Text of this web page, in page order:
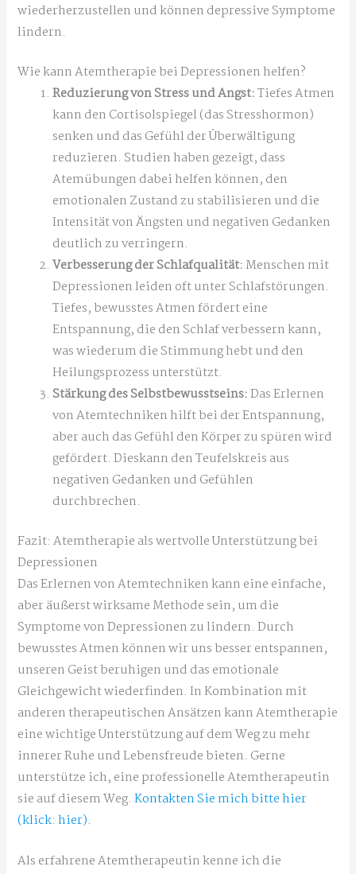
wiederherzustellen und können depressive Symptome
lindern.
Wie kann Atemtherapie bei Depressionen helfen?
Reduzierung von Stress und Angst:Tiefes Atmen
kann den Cortisolspiegel (das Stresshormon)
senken und das Gefühl der Überwältigung
reduzieren. Studien haben gezeigt, dass
Atemübungen dabei helfen können, den
emotionalen Zustand zu stabilisieren und die
Intensität von Ängsten und negativen Gedanken
deutlich zu verringern.
Verbesserung der Schlafqualität:Menschen mit
Depressionen leiden oft unter Schlafstörungen.
Tiefes, bewusstes Atmen fördert eine
Entspannung, die den Schlaf verbessern kann,
was wiederum die Stimmung hebt und den
Heilungsprozess unterstützt.
Stärkung des Selbstbewusstseins:Das Erlernen
von Atemtechniken hilft bei der Entspannung,
aber auch das Gefühl den Körper zu spüren wird
gefördert. Dieskann den Teufelskreis aus
negativen Gedanken und Gefühlen
durchbrechen.
Fazit: Atemtherapie als wertvolle Unterstützung bei
Depressionen
Das Erlernen von Atemtechniken kann eine einfache,
aber äußerst wirksame Methode sein, um die
Symptome von Depressionen zu lindern. Durch
bewusstes Atmen können wir uns besser entspannen,
unseren Geist beruhigen und das emotionale
Gleichgewicht wiederfinden. In Kombination mit
anderen therapeutischen Ansätzen kann Atemtherapie
eine wichtige Unterstützung auf dem Weg zu mehr
innerer Ruhe und Lebensfreude bieten. Gerne
unterstütze ich, eine professionelle Atemtherapeutin
sie auf diesem Weg.Kontakten Sie mich bitte hier
(klick: hier).
Als erfahrene Atemtherapeutin kenne ich die